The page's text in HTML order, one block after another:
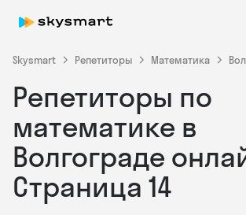
Skysmart Репетиторы Математика
Репетиторы по
математике в
Волгограде
Страница 14
Skysmart Chat